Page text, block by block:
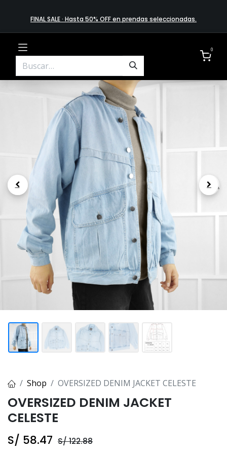
FINAL SALE · Hasta 50% OFF en prendas​ selecciona​das.
0
.
Shop OVERSIZED DENIM JACKET CELESTE
OVERSIZED DENIM JACKET
CELESTE
S/ 58.47 S/122.88